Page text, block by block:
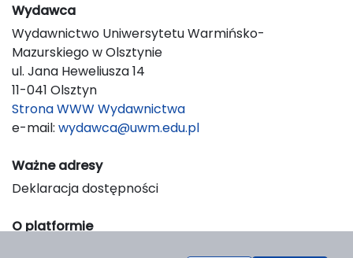
Wydawca
Wydawnictwo Uniwersytetu Warmińsko-
Mazurskiego w Olsztynie
ul. Jana Heweliusza 14
11-041 Olsztyn
Strona WWW Wydawnictwa
e-mail: wydawca@uwm.edu.pl
Ważne adresy
Deklaracja dostępności
O platformie